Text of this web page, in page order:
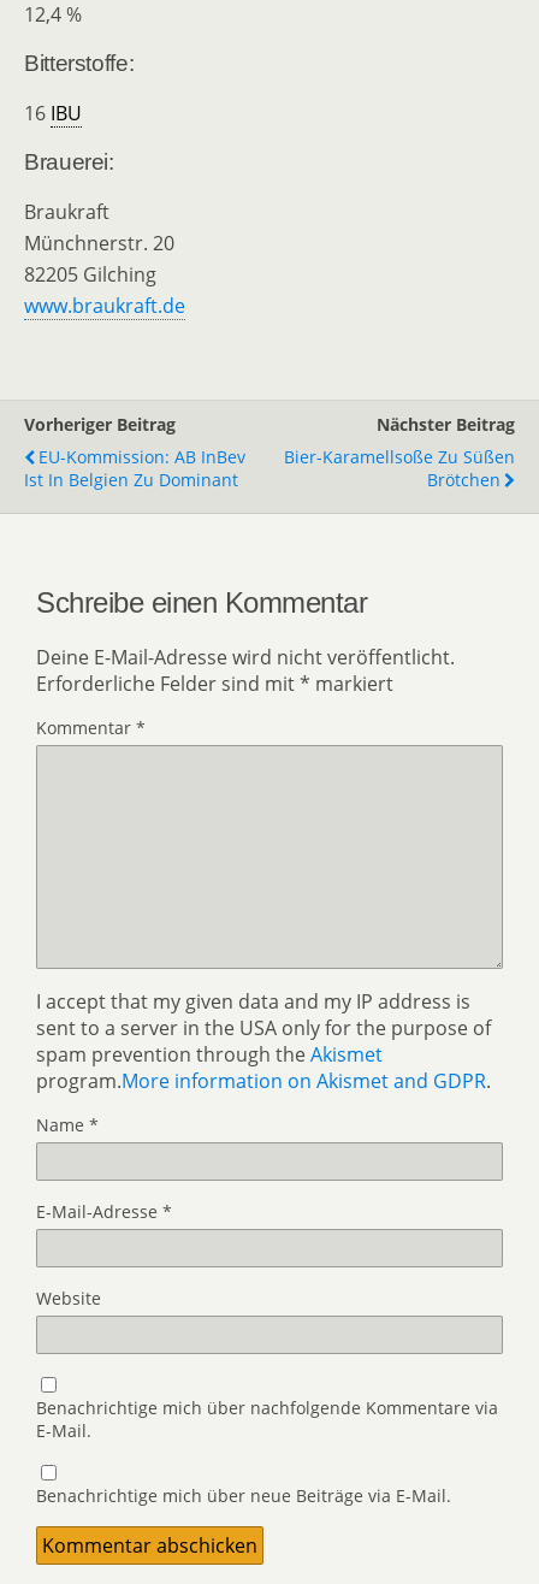
12,4 %
Bitterstoffe:
16 IBU
Brauerei:
Braukraft
Münchnerstr. 20
82205 Gilching
www.braukraft.de
Vorheriger Beitrag
EU-Kommission: AB InBev
Ist In Belgien Zu Dominant
Nächster Beitrag
Bier-Karamellsoße Zu Süßen
Brötchen
Schreibe einen Kommentar
Deine E-Mail-Adresse wird nicht veröffentlicht.
Erforderliche Felder sind mit* markiert
Kommentar *
I accept that my given data and my IP address is
sent to a server in the USA only for the purpose of
spam prevention through theAkismet
program.More information on Akismet and GDPR.
Name *
E-Mail-Adresse *
Website
Benachrichtige mich über nachfolgende Kommentare via
E-Mail.
Benachrichtige mich über neue Beiträge via E-Mail.